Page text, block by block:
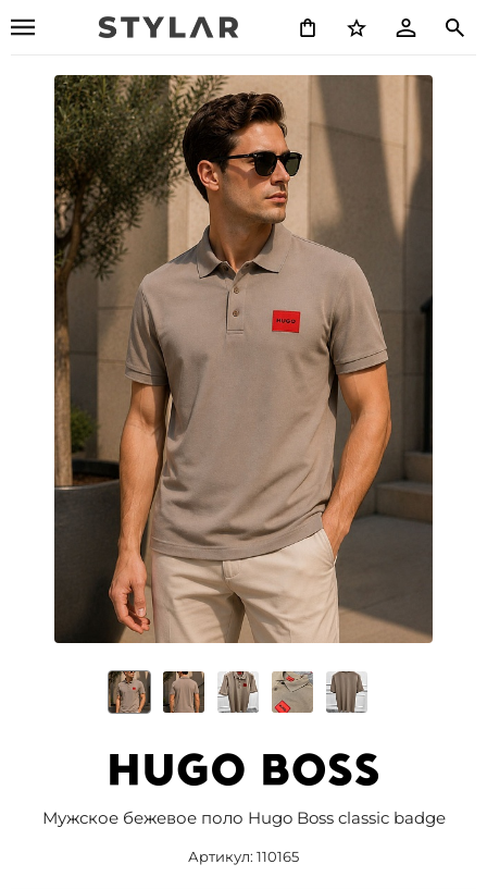
Мужское бежевое поло Hugo Boss classic badge
Артикул: 110165